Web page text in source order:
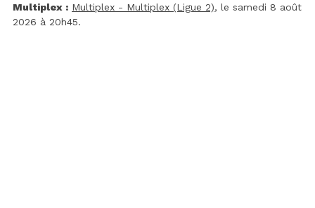
Multiplex : Multiplex - Multiplex (Ligue 2), le samedi 8 août
2026 à 20h45.